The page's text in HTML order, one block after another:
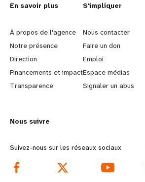
L
e
a
r
n
o
r
e
En savoir plus
À propos de l'agence
Notre présence
Direction
Financements et impact
Transparence
G
o
b
e
y
d
S'impliquer
Nous contacter
Faire un don
Emploi
Espace médias
Signaler un abus
Nous suivre
Suivez-nous sur les réseaux sociaux